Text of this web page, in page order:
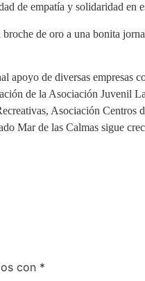
de empatía y solidaridad en
de oro a una bonita
de diversas empresas
de la Asociación Juvenil
Asociación Centros
Mar de las Calmas sigue
con *